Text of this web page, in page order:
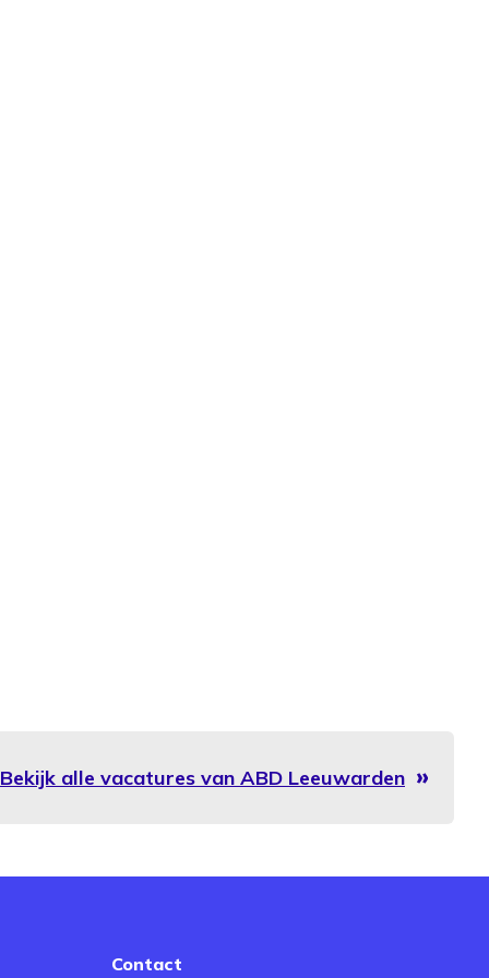
Bekijk alle vacatures van ABD Leeuwarden
Contact